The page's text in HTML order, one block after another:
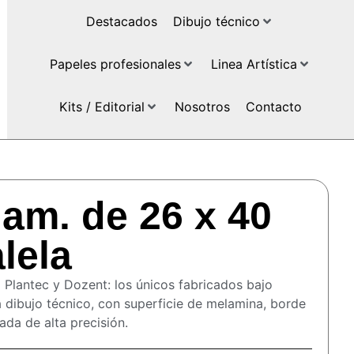
Destacados Dibujo técnico
Papeles profesionales Linea Artística
Kits / Editorial Nosotros Contacto
de 26 x 40
y Dozent: los únicos fabricados bajo
dibujo técnico, con superficie de melamina, borde
de alta precisión.